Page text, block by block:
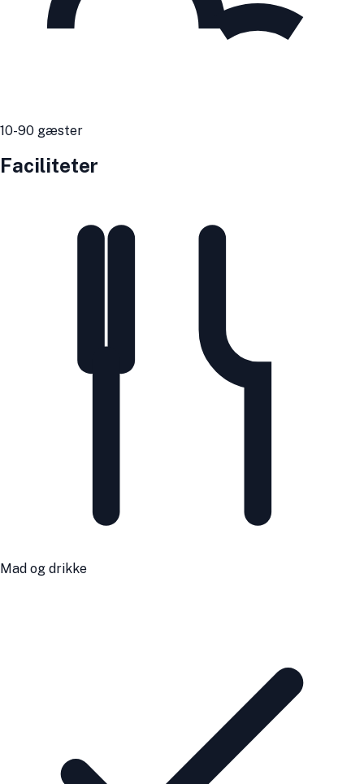
10-90 gæster
Faciliteter
Mad og drikke